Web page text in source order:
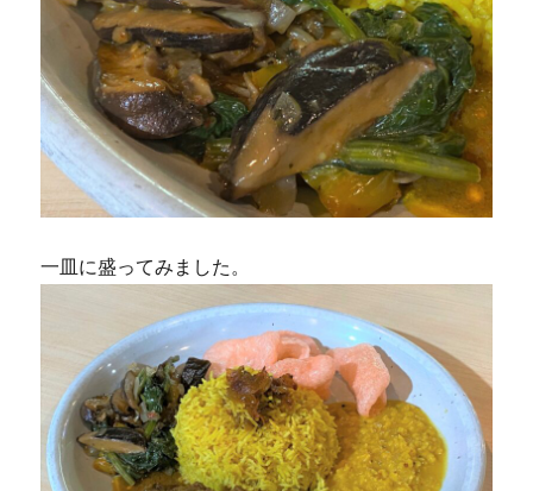
一皿に盛ってみました。